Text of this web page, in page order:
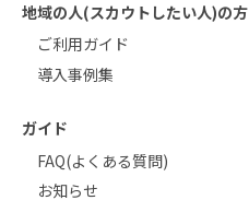
地域の人(スカウトしたい人)の方
ご利用ガイド
導入事例集
ガイド
FAQ(よくある質問)
お知らせ